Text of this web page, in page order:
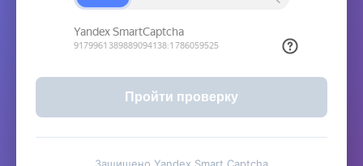
Пройти проверку